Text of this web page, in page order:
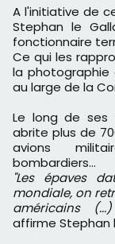
A l'initiative de
Stephan le
fonctionnaire
Ce qui les
la
au large de la
Le long de ses
abrite plus de
avions
bombardiers...
"Les épaves
mondiale, on
américains
affirme Stephan